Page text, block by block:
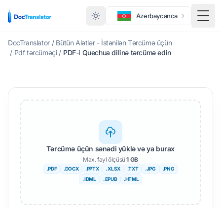
Azərbaycanca
DocTranslator / Bütün Alətlər - İstənilən Tərcümə üçün
/ Pdf tərcüməçi / PDF-i Quechua dilinə tərcümə edin
Tərcümə üçün sənədi yüklə və ya burax
Max. fayl ölçüsü1 GB
.PDF .DOCX .PPTX . XLSX .TXT .JPG
.PNG
. IDML
. EPUB .HTML